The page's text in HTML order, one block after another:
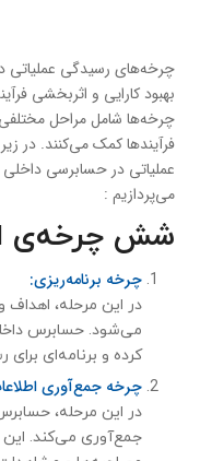
چرخه‌های رسیدگی عملیاتی
بهبود کارایی و اثربخشی
چرخه‌ها شامل مراحل مختلفی
فرآیندها کمک می‌کنند. در
عملیاتی در حسابرسی
می‌پردازیم :
شش چرخه‌ی
چرخه برنامه‌ریزی:
در این مرحله،
می‌شود. حسابرس
کرده و برنامه‌ای
چرخه جمع‌آوری
در این مرحله،
جمع‌آوری می‌کند. این